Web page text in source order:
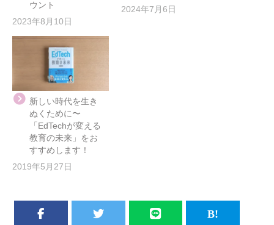
ウント
2023年8月10日
2024年7月6日
新しい時代を生き
ぬくために〜
「EdTechが変える
教育の未来」をお
すすめします！
2019年5月27日